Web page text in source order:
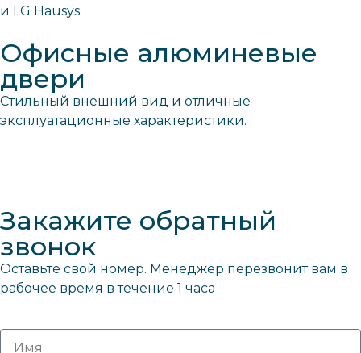
и LG Hausys.
Офисные алюминевые
двери
Стильный внешний вид и отличные
эксплуатационные характеристики.
Закажите обратный
звонок
Оставьте свой номер. Менеджер перезвонит вам в
рабочее время в течение 1 часа